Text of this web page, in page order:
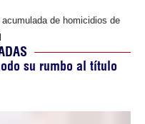
de homicidios de
su rumbo al título